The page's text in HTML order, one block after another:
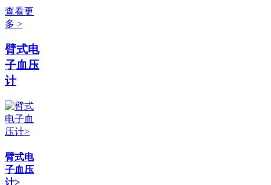
查看更
多 >
臂式电
子血压
计
臂式电
子血压
计>